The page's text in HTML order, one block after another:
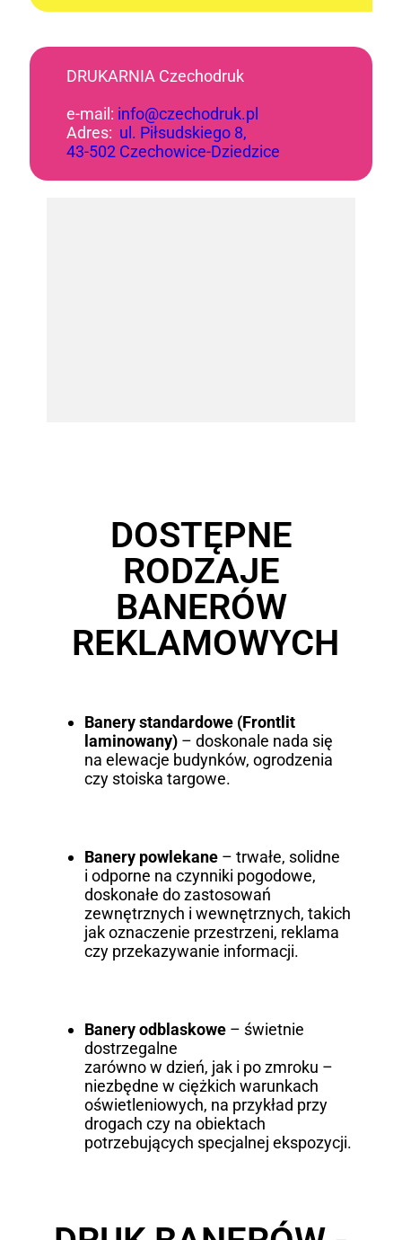
DRUKARNIA Czechodruk
e-mail: info@czechodruk.pl
Adres: ul. Piłsudskiego 8,
43-502 Czechowice-Dziedzice
DOSTĘPNE
RODZAJE
BANERÓW
REKLAMOWYCH
Banery standardowe (Frontlit
laminowany)– doskonale nada się
na elewacje budynków, ogrodzenia
czy stoiska targowe.
Banery powlekane– trwałe, solidne
i odporne na czynniki pogodowe,
doskonałe do zastosowań
zewnętrznych i wewnętrznych, takich
jak oznaczenie przestrzeni, reklama
czy przekazywanie informacji.
Banery odblaskowe– świetnie
dostrzegalne
zarówno w dzień, jak i po zmroku –
niezbędne w ciężkich warunkach
oświetleniowych, na przykład przy
drogach czy na obiektach
potrzebujących specjalnej ekspozycji.